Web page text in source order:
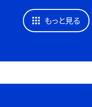
もっと見る